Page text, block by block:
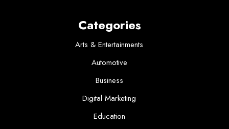
Categories
Arts & Entertainments
Automotive
Business
Digital Marketing
Education